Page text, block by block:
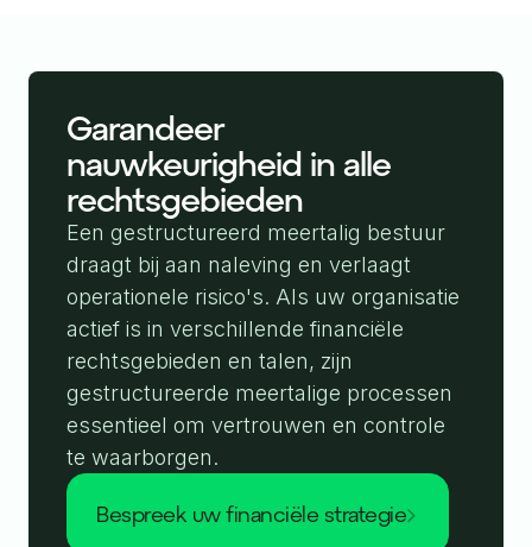
Garandeer
nauwkeurigheid in alle
rechtsgebieden
Een gestructureerd meertalig bestuur
draagt bij aan naleving en verlaagt
operationele risico's. Als uw organisatie
actief is in verschillende financiële
rechtsgebieden en talen, zijn
gestructureerde meertalige processen
essentieel om vertrouwen en controle
te waarborgen.
bespreek uw financiële strategie